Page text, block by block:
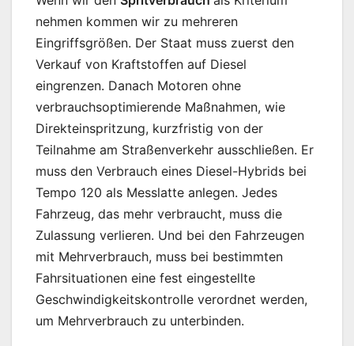
nehmen kommen wir zu mehreren
Eingriffsgrößen. Der Staat muss zuerst den
Verkauf von Kraftstoffen auf Diesel
eingrenzen. Danach Motoren ohne
verbrauchsoptimierende Maßnahmen, wie
Direkteinspritzung, kurzfristig von der
Teilnahme am Straßenverkehr ausschließen. Er
muss den Verbrauch eines Diesel-Hybrids bei
Tempo 120 als Messlatte anlegen. Jedes
Fahrzeug, das mehr verbraucht, muss die
Zulassung verlieren. Und bei den Fahrzeugen
mit Mehrverbrauch, muss bei bestimmten
Fahrsituationen eine fest eingestellte
Geschwindigkeitskontrolle verordnet werden,
um Mehrverbrauch zu unterbinden.